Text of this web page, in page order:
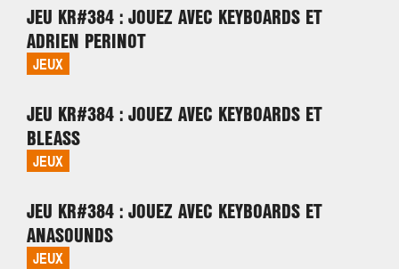
JEU KR#384 : JOUEZ AVEC KEYBOARDS ET
ADRIEN PERINOT
JEUX
JEU KR#384 : JOUEZ AVEC KEYBOARDS ET
BLEASS
JEUX
JEU KR#384 : JOUEZ AVEC KEYBOARDS ET
ANASOUNDS
JEUX